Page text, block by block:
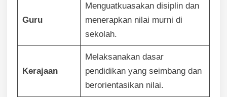
Guru
Menguatkuasakan disiplin dan
menerapkan nilai murni di
sekolah.
Kerajaan
Melaksanakan dasar
pendidikan yang seimbang dan
berorientasikan nilai.